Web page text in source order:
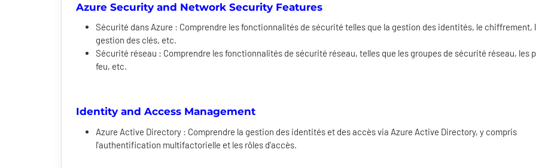
Azure Security and Network Security Features
Sécurité dans Azure : Comprendre les fonctionnalités de sécurité telles que la gestion des identités, le chiffrement,
gestion des clés, etc.
Sécurité réseau : Comprendre les fonctionnalités de sécurité réseau, telles que les groupes de sécurité réseau, les
feu, etc.
Identity and Access Management
Azure Active Directory : Comprendre la gestion des identités et des accès via Azure Active Directory, y compris
l'authentification multifactorielle et les rôles d'accès.